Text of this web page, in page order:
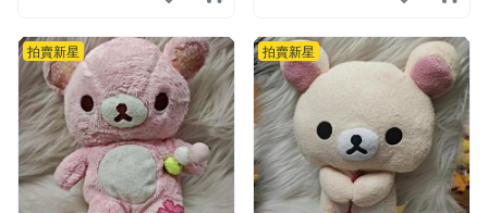
拍賣新星 拍賣新星